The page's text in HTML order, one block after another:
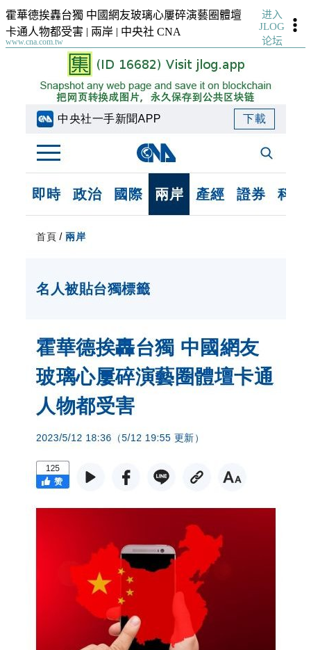
霍華德挨轟台獨 中國網友玻璃心屢碎演藝圈體壇
卡通人物都受害 | 兩岸 | 中央社 CNA
www.cna.com.tw
进入
JLOG
论坛